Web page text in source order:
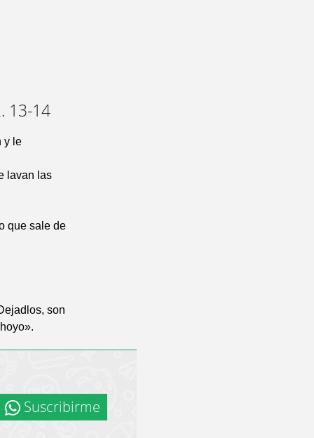
13-14
y le
lavan las
que sale de
son
Suscribirme